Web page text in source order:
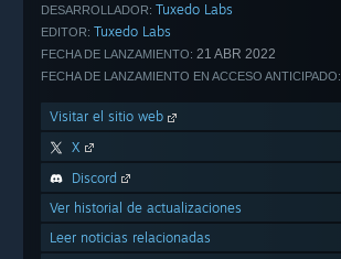
DESARROLLADOR: Tuxedo Labs
EDITOR: Tuxedo Labs
FECHA DE LANZAMIENTO: 21 ABR 2022
FECHA DE LANZAMIENTO EN ACCESO ANTICIPADO:
Visitar el sitio web
X
Discord
Ver historial de actualizaciones
Leer noticias relacionadas